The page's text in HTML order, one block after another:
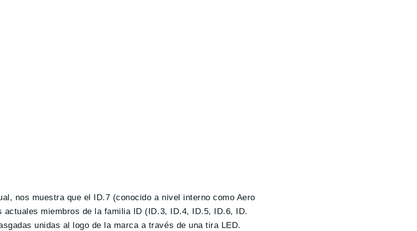
nos muestra que el ID.7 (conocido a nivel interno como Aero
actuales miembros de la familia ID (ID.3, ID.4, ID.5, ID.6, ID.
unidas al logo de la marca a través de una tira LED.